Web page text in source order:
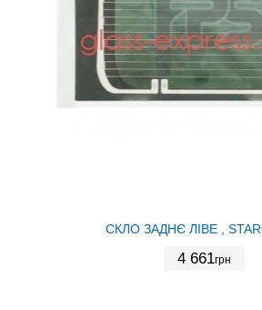
СКЛО ЗАДНЄ ЛІВЕ ,
4 661грн